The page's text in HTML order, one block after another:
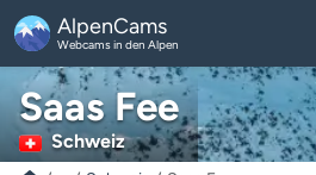
AlpenCams
Webcams in den Alpen
Saas Fee
Schweiz